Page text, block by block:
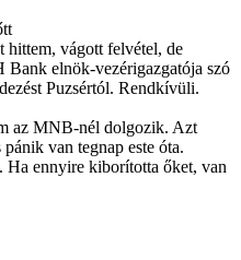
vágott felvétel, de
elnök-vezérigazgatója szó
Puzsértól. Rendkívüli.
az MNB-nél dolgozik. Azt
van tegnap este óta.
Ha ennyire kiborította őket, van